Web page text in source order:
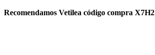
Recomendamos Vetilea código compra X7H2